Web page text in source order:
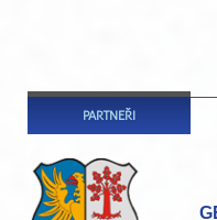
PARTNEŘI